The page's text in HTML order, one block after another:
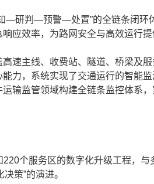
—研判—预警—处置”的全链条闭环
应效率，为路网安全与高效运行提
速主线、收费站、隧道、桥梁及服
力，系统实现了交通运行的智能
输监管领域构建全链条监控体系
个服务区的数字化升级工程，与
策”的演进。